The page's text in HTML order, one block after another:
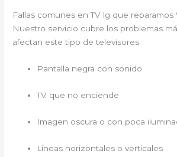
Fallas comunes en TV lg que reparamos
Nuestro servicio cubre los problemas
afectan este tipo de televisores:
Pantalla negra con sonido
TV que no enciende
Imagen oscura o con poca
Líneas horizontales o verticales